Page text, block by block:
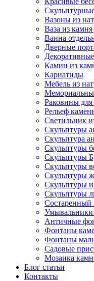
Вазоны из
Ваза из
Ванна
Дверные
Камин из
Кариатиды
Мебель из
Раковины для
Рельеф
Светильник
Скульптуры
Скульптура
Скульптуры
Скульптуры
Скульптуры
Скульптуры
Скульптуры и
Скульптуры
Состаренный
Умывальники
Античные
Фонтаны
Фонтаны
Садовые
Мозаика
Блог статьи
Контакты